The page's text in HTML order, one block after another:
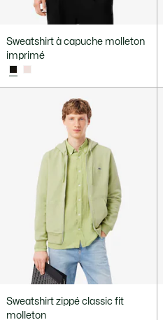
Sweatshirt à capuche molleton
imprimé
Sweatshirt zippé classic fit
molleton